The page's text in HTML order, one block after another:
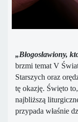
„Błogosławiony,
brzmi temat V
Starszych oraz
tę okazję. Święto
najbliższą
przypada właśnie